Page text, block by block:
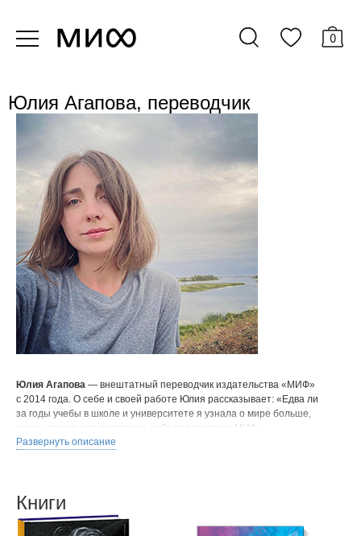
0
Юлия Агапова, переводчик
Юлия Агапова — внештатный переводчик издательства «МИФ»
с 2014 года. О себе и своей работе Юлия рассказывает: «Едва ли
за годы учебы в школе и университете я узнала о мире больше,
чем за время, что посвятила себя переводам в МИФ.
Изобразительное искусство и творчество в целом, писательское
себя и мира становится вдруг удивительно острым — да что там,
даже жгучим. Вот за эти откровения, за внезапность новых вкусов
я влюблена в свое дело».
Развернуть описание
Книги